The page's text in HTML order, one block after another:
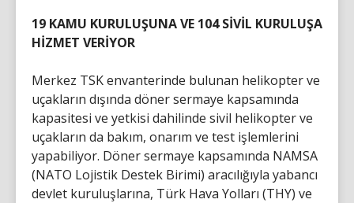
19 KAMU KURULUŞUNA VE 104 SİVİL KURULUŞA
HİZMET VERİYOR
Merkez TSK envanterinde bulunan helikopter ve
uçakların dışında döner sermaye kapsamında
kapasitesi ve yetkisi dahilinde sivil helikopter ve
uçakların da bakım, onarım ve test işlemlerini
yapabiliyor. Döner sermaye kapsamında NAMSA
(NATO Lojistik Destek Birimi) aracılığıyla yabancı
devlet kuruluşlarına, Türk Hava Yolları (THY) ve